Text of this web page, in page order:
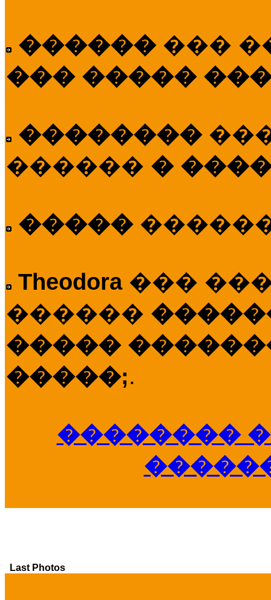
������ ���
��� �����
��������
������ �
�����
Theodora ���
������
�����
�����;.
��������
Last Photos